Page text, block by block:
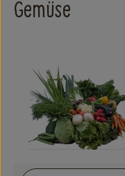
Frisches
Vorratskammer
Großgebinde
Kochen & Backen
Süß & Pikant
Gemüse